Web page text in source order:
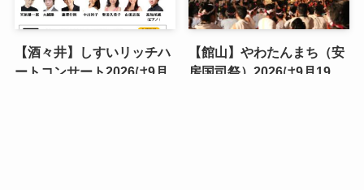
【酒々井】しすいリッチハ
ートコンサート2026は9月
【館山】やわたんまち（安
房国司祭）2026は9月19